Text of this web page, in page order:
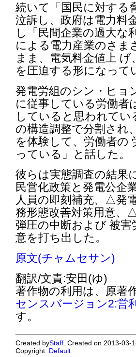
続いて「国民に対する
泣訴し、政府は電力料
し「民間企業の過大な
による電力産業のさま
まま、電気料金値上
を圧迫する形になって
発電労組のシン・ヒョ
に従事している労働者
していると思われて
の構造調整で分割され
を体験して、労働者の
っている」と話した。
彼らは実態調査の結果
民営化政策と発電公企
人員の即刻補充、△発
務形態改善対策用意、
弾圧の中断および 被
意を打ち出した。
原文(チャムセサン)
翻訳/文責:安田(ゆ)
著作物の利用は、原著
センスバージョン2:営
す。
Created byStaff . Created on 2013-
Copyright: Default